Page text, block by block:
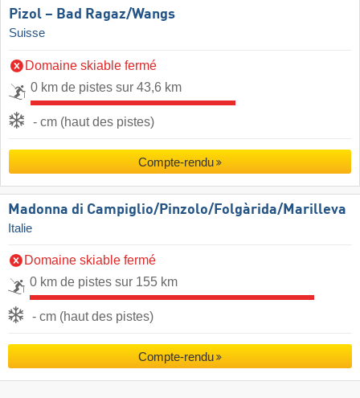
Pizol – Bad Ragaz/​Wangs
Suisse
Domaine skiable fermé
0 km de pistes sur 43,6 km
- cm (haut des pistes)
Compte-rendu
Madonna di Campiglio/​Pinzolo/​Folgàrida/​Marilleva
Italie
Domaine skiable fermé
0 km de pistes sur 155 km
- cm (haut des pistes)
Compte-rendu